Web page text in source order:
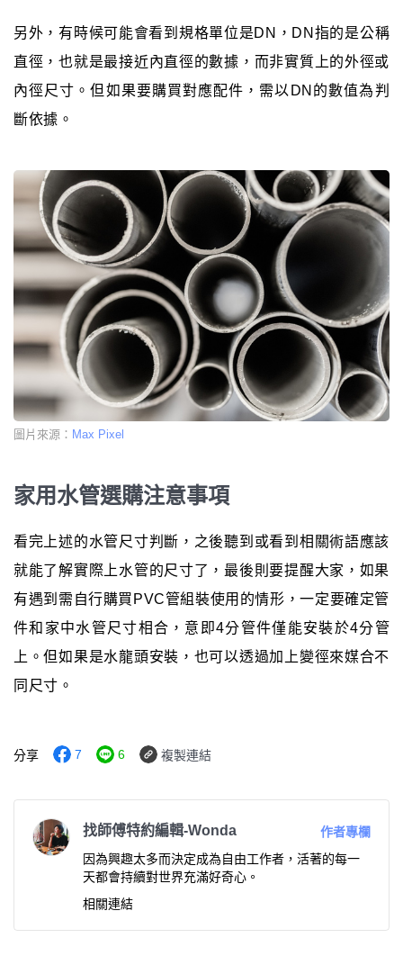
另外，有時候可能會看到規格單位是DN，DN指的是公稱
直徑，也就是最接近內直徑的數據，而非實質上的外徑或
內徑尺寸。但如果要購買對應配件，需以DN的數值為判
斷依據。
圖片來源： Max Pixel
家用水管選購注意事項
看完上述的水管尺寸判斷，之後聽到或看到相關術語應該
就能了解實際上水管的尺寸了，最後則要提醒大家，如果
有遇到需自行購買PVC管組裝使用的情形，一定要確定管
件和家中水管尺寸相合，意即4分管件僅能安裝於4分管
上。但如果是水龍頭安裝，也可以透過加上變徑來媒合不
同尺寸。
分享 7 6 複製連結
找師傅特約編輯-Wonda
作者專欄
因為興趣太多而決定成為自由工作者，活著的每一
天都會持續對世界充滿好奇心。
相關連結